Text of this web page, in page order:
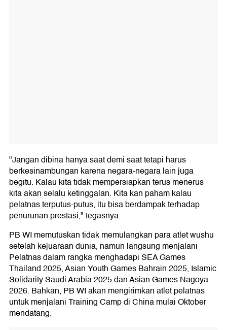
"Jangan dibina hanya saat demi saat tetapi harus
berkesinambungan karena negara-negara lain juga
begitu. Kalau kita tidak mempersiapkan terus menerus
kita akan selalu ketinggalan. Kita kan paham kalau
pelatnas terputus-putus, itu bisa berdampak terhadap
penurunan prestasi," tegasnya.
PB WI memutuskan tidak memulangkan para atlet wushu
setelah kejuaraan dunia, namun langsung menjalani
Pelatnas dalam rangka menghadapi SEA Games
Thailand 2025, Asian Youth Games Bahrain 2025, Islamic
Solidarity Saudi Arabia 2025 dan Asian Games Nagoya
2026. Bahkan, PB WI akan mengirimkan atlet pelatnas
untuk menjalani Training Camp di China mulai Oktober
mendatang.